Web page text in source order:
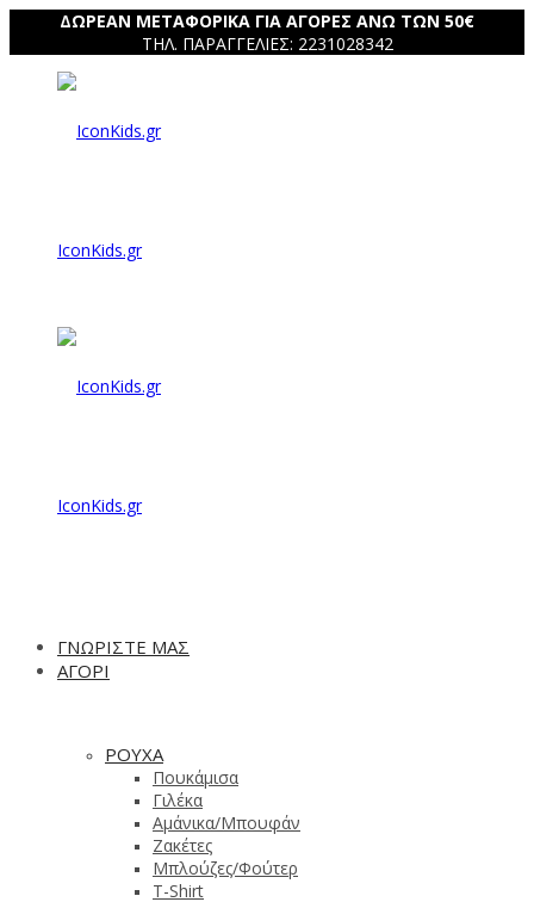
ΔΩΡΕΑΝ ΜΕΤΑΦΟΡΙΚΑ ΓΙΑ ΑΓΟΡΕΣ ΑΝΩ ΤΩΝ 50€
ΤΗΛ. ΠΑΡΑΓΓΕΛΙΕΣ: 2231028342
IconKids.gr
IconKids.gr
ΓΝΩΡΙΣΤΕ ΜΑΣ
ΑΓΟΡΙ
ΡΟΥΧΑ
Πουκάμισα
Γιλέκα
Αμάνικα/Μπουφάν
Ζακέτες
Μπλούζες/Φούτερ
T-Shirt